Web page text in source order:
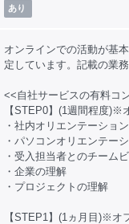
あり
オンラインでの活動が基
定しています。記載の業
<<自社サービスの有料コ
【STEP0】(1週間程度)※
・社内オリエンテーション
・パソコンオリエンテー
・受入担当者とのチーム
・企業の理解
・プロジェクトの理解
【STEP1】(1ヵ月目)※オ